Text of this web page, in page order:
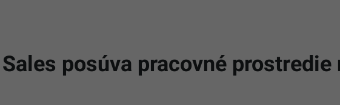
posúva pracovné prostredie